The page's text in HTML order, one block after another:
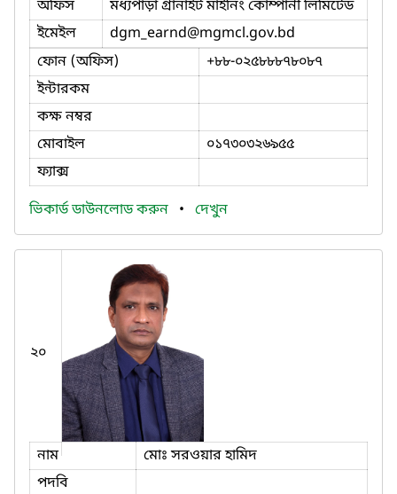
অফিস
মধ্যপাড়া গ্রানাইট মাইনিং কোম্পানী লিমিটেড
ইমেইল
dgm_earnd@mgmcl.gov.bd
ফোন (অফিস)
+৮৮-০২৫৮৮৮৭৮০৮৭
ইন্টারকম
কক্ষ নম্বর
মোবাইল
০১৭৩০৩২৬৯৫৫
ফ্যাক্স
ভিকার্ড ডাউনলোড করুন • দেখুন
২০
নাম
মোঃ সরওয়ার হামিদ
পদবি